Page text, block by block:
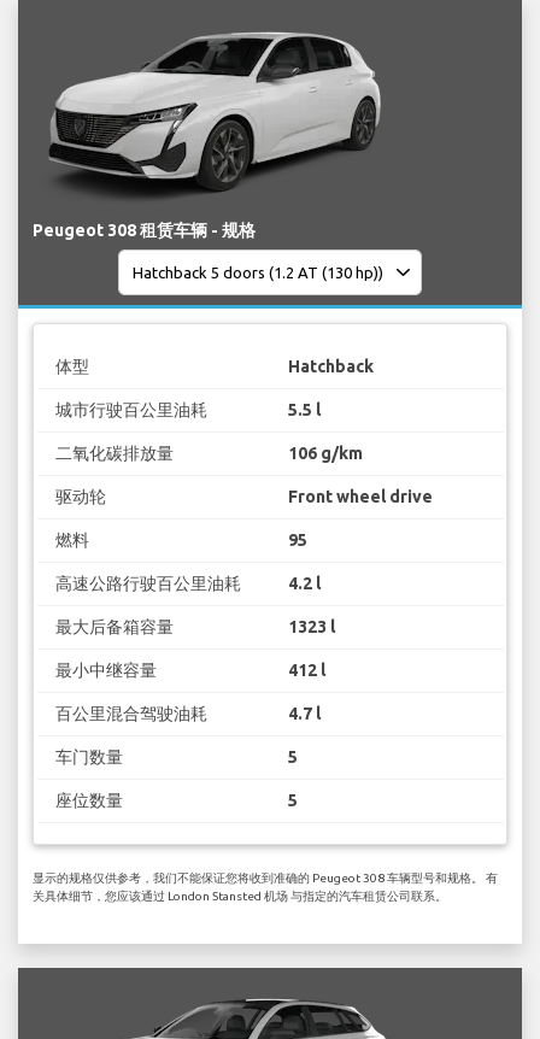
Peugeot 308 租赁车辆 - 规格
体型 Hatchback
城市行驶百公里油耗 5.5 l
二氧化碳排放量 106 g/km
驱动轮 Front wheel drive
燃料 95
高速公路行驶百公里油耗 4.2 l
最大后备箱容量 1323 l
最小中继容量 412 l
百公里混合驾驶油耗 4.7 l
车门数量 5
座位数量 5
显示的规格仅供参考，我们不能保证您将收到准确的 Peugeot 308 车辆型号和规格。 有
关具体细节，您应该通过 London Stansted 机场 与指定的汽车租赁公司联系。